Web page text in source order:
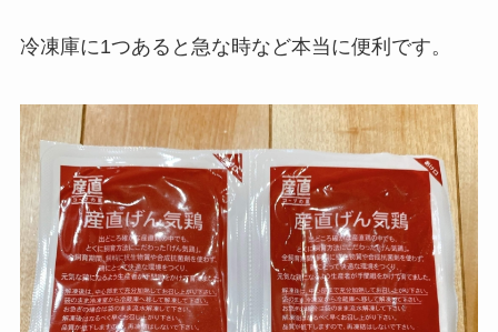
冷凍庫に1つあると急な時など本当に便利です。